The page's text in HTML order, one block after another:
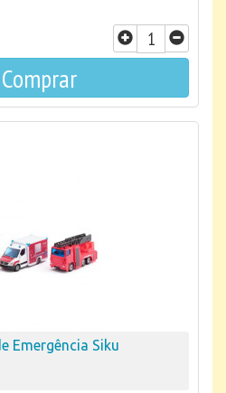
Comprar
Emergência Siku